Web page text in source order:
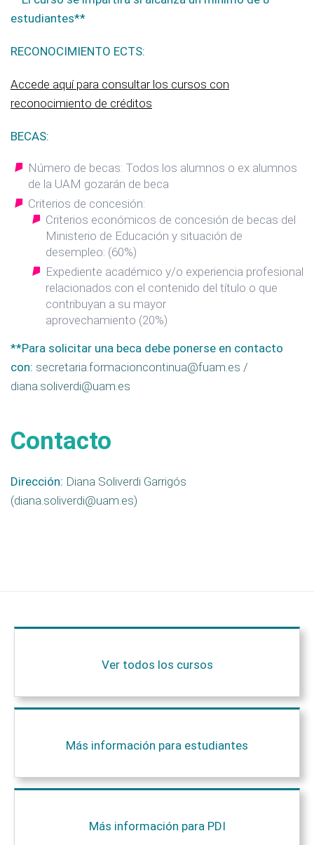
estudiantes**
RECONOCIMIENTO ECTS:
Accede aquí para consultar los cursos con
reconocimiento de créditos
BECAS:
Número de becas: Todos los alumnos o ex alumnos
de la UAM gozarán de beca
Criterios de concesión:
Criterios económicos de concesión de becas del
Ministerio de Educación y situación de
desempleo: (60%)
Expediente académico y/o experiencia profesional
relacionados con el contenido del título o que
contribuyan a su mayor
aprovechamiento (20%)
**Para solicitar una beca debe ponerse en contacto
con: secretaria.formacioncontinua@fuam.es /
diana.soliverdi@uam.es
Contacto
Dirección: Diana Soliverdi Garrigós
(diana.soliverdi@uam.es)
Ver todos los cursos
Más información para estudiantes
Más información para PDI